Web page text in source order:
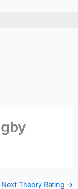
Next Theory Rating →